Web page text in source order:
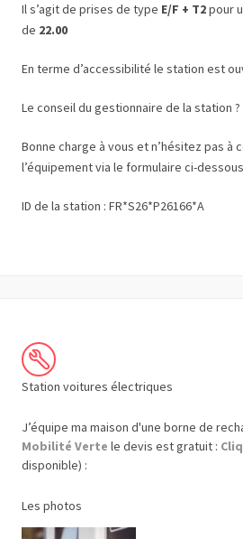
Il s’agit de prises de type E/F + T2pour
de 22.00
En terme d’accessibilité le station est
Le conseil du gestionnaire de la station ?
Bonne charge à vous et n’hésitez pas à
l’équipement via le formulaire ci-
ID de la station : FR*S26*P26166*A
Station voitures électriques
J’équipe ma maison d'une borne de
Mobilité Verte le devis est gratuit :
disponible) :
Les photos